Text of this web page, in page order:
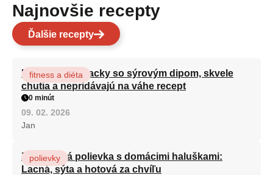
Najnovšie recepty
Ďalšie recepty
Brokolicové placky so sýrovým dipom, skvele
chutia a nepridávajú na váhe recept
fitness a diéta
0 minút
09. 02. 2026
Jan
Zeleninová polievka s domácimi haluškami:
Lacná, sýta a hotová za chvíľu
polievky